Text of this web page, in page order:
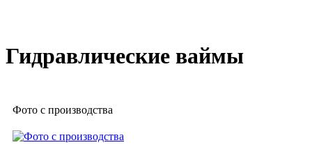
Гидравлические ваймы
Фото с производства